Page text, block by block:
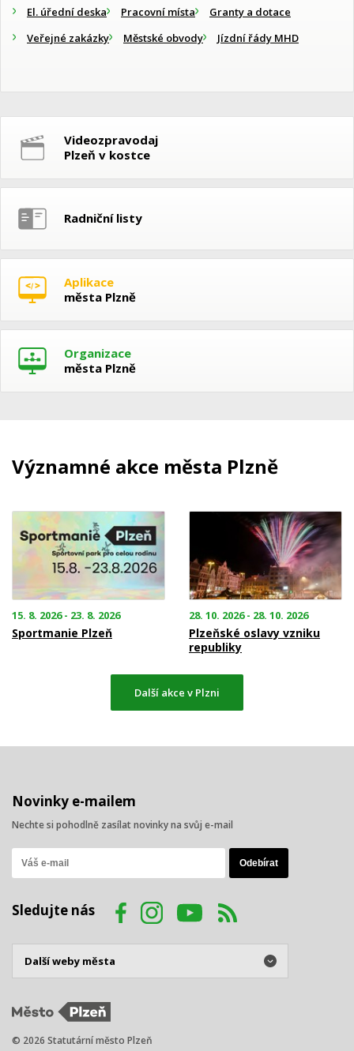
El. úřední deska
Pracovní místa
Granty a dotace
Veřejné zakázky
Městské obvody Jízdní řády MHD
Videozpravodaj
Plzeň v kostce
Radniční listy
Aplikace
města Plzně
Organizace
města Plzně
Významné akce města Plzně
15. 8. 2026 - 23. 8. 2026
Sportmanie Plzeň
28. 10. 2026 - 28. 10. 2026
Plzeňské oslavy vzniku
republiky
Další akce v Plzni
Novinky e-mailem
Nechte si pohodlně zasílat novinky na svůj e-mail
Sledujte nás
© 2026 Statutární město Plzeň